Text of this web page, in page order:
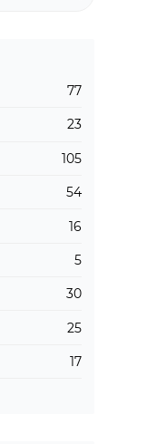
77
23
105
54
16
5
30
25
17